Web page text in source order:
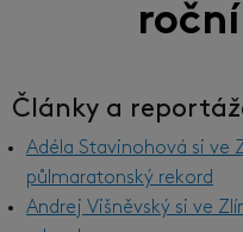
Články a
Adéla Stavinohová si ve
půlmaratonský rekord
Andrej Višněvský si ve